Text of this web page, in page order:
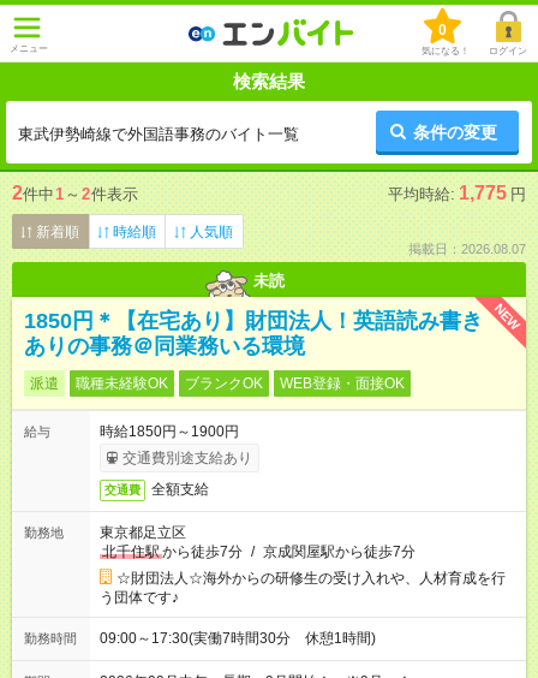
メニュー
0
気になる！ ログイン
検索結果
東武伊勢崎線で外国語事務のバイト一覧 条件の変更
2件中1 ～ 2件表示 平均時給: 1,775 円
新着順 時給順 人気順
掲載日：2026.08.07
未読
NEW
1850円＊【在宅あり】財団法人！英語読み書き
ありの事務＠同業務いる環境
派遣 職種未経験OK ブランクOK WEB登録・面接OK
給与
時給1850円～1900円
交通費別途支給あり
交通費 全額支給
勤務地
東京都足立区
北千住駅から徒歩7分 / 京成関屋駅から徒歩7分
☆財団法人☆海外からの研修生の受け入れや、人材育成を行
う団体です♪
勤務時間 09:00～17:30(実働7時間30分 休憩1時間)